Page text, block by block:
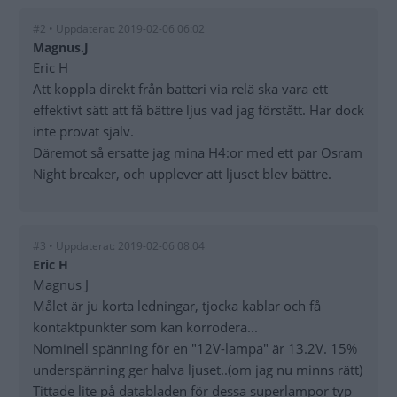
#2 • Uppdaterat: 2019-02-06 06:02
Magnus.J
Eric H
Att koppla direkt från batteri via relä ska vara ett
effektivt sätt att få bättre ljus vad jag förstått. Har dock
inte prövat själv.
Däremot så ersatte jag mina H4:or med ett par Osram
Night breaker, och upplever att ljuset blev bättre.
#3 • Uppdaterat: 2019-02-06 08:04
Eric H
Magnus J
Målet är ju korta ledningar, tjocka kablar och få
kontaktpunkter som kan korrodera...
Nominell spänning för en "12V-lampa" är 13.2V. 15%
underspänning ger halva ljuset..(om jag nu minns rätt)
Tittade lite på databladen för dessa superlampor typ